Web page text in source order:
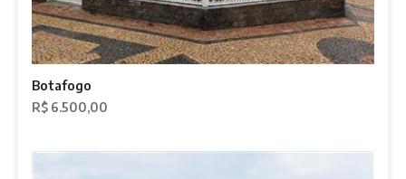
Botafogo
R$ 6.500,00